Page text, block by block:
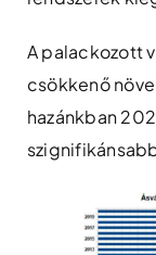
A palackozott
csökkenő
hazánkban